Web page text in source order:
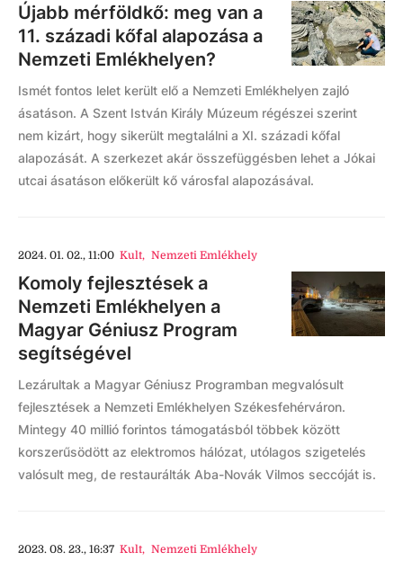
Újabb mérföldkő: meg van a
11. századi kőfal alapozása a
Nemzeti Emlékhelyen?
Ismét fontos lelet került elő a Nemzeti Emlékhelyen zajló
ásatáson. A Szent István Király Múzeum régészei szerint
nem kizárt, hogy sikerült megtalálni a XI. századi kőfal
alapozását. A szerkezet akár összefüggésben lehet a Jókai
utcai ásatáson előkerült kő városfal alapozásával.
2024. 01. 02., 11:00 Kult, Nemzeti Emlékhely
Komoly fejlesztések a
Nemzeti Emlékhelyen a
Magyar Géniusz Program
segítségével
Lezárultak a Magyar Géniusz Programban megvalósult
fejlesztések a Nemzeti Emlékhelyen Székesfehérváron.
Mintegy 40 millió forintos támogatásból többek között
korszerűsödött az elektromos hálózat, utólagos szigetelés
valósult meg, de restaurálták Aba-Novák Vilmos seccóját is.
2023. 08. 23., 16:37 Kult, Nemzeti Emlékhely